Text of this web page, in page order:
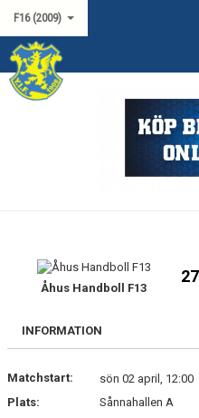
F16 (2009)
HEM
DOKUMENT
KONTAKT
Åhus Handboll F13
INFORMATION
Matchstart:
sön 02 april, 12:00
Plats:
Sånnahallen A